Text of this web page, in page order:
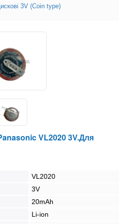
3V (Coin type)
VL2020 3V.Для
VL2020
3V
20mAh
Li-ion